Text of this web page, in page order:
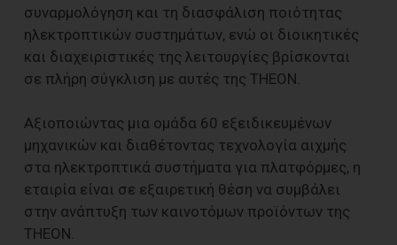
συναρμολόγηση και τη διασφάλιση ποιότητας
ηλεκτροπτικών συστημάτων, ενώ οι διοικητικές
και διαχειριστικές της λειτουργίες βρίσκονται
σε πλήρη σύγκλιση με αυτές της THEON.
Αξιοποιώντας μια ομάδα 60 εξειδικευμένων
μηχανικών και διαθέτοντας τεχνολογία αιχμής
στα ηλεκτροπτικά συστήματα για πλατφόρμες, η
εταιρία είναι σε εξαιρετική θέση να συμβάλει
στην ανάπτυξη των καινοτόμων προϊόντων της
THEON.